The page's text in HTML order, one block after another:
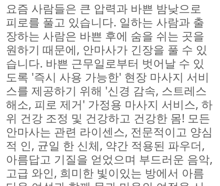
요즘 사람들은 큰 압력과 바쁜 밤낮으로
피로를 풀고 있습니다. 일하는 사람과 출
장하는 사람은 바쁜 후에 숨을 쉬는 곳을
원하기 때문에, 안마사가 긴장을 풀 수 있
습니다. 바쁜 근무일로부터 벗어날 수 있
도록 '즉시 사용 가능한' 현장 마사지 서비
스를 제공하기 위해 '신경 감속, 스트레스
해소, 피로 제거' 가정용 마사지 서비스, 하
위 건강 조정 및 건강하고 건강한 몸! 모든
안마사는 관련 라이센스, 전문적이고 양심
적 인, 균일 한 신체, 약간 적용된 파우더,
아름답고 기질을 얻었으며 부드러운 음악,
고급 와인, 희미한 빛이있는 방에서 아름